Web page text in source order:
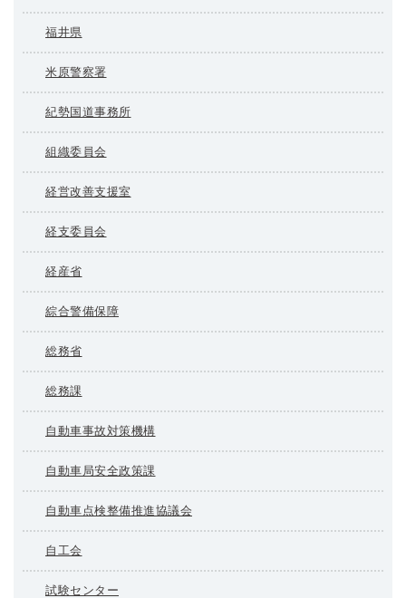
福井県
米原警察署
紀勢国道事務所
組織委員会
経営改善支援室
経支委員会
経産省
綜合警備保障
総務省
総務課
自動車事故対策機構
自動車局安全政策課
自動車点検整備推進協議会
自工会
試験センター